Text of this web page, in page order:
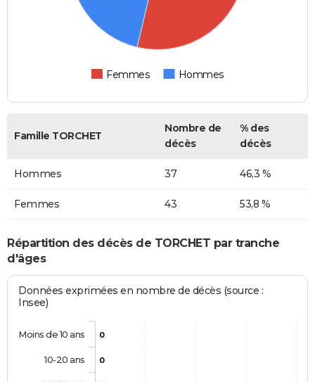
Femmes Hommes
Famille TORCHET
Nombre de
décès
% des
décès
Hommes 37 46,3 %
Femmes 43 53,8 %
Répartition des décès de TORCHET par tranche
d'âges
Données exprimées en nombre de décès (source :
Insee)
0
0
Moins de 10 ans
10-20 ans